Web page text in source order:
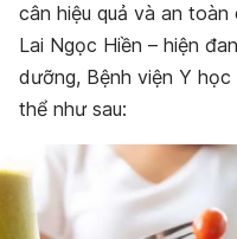
cân hiệu quả và an
Lai Ngọc Hiền – hiện
dưỡng, Bệnh viện Y
thể như sau: